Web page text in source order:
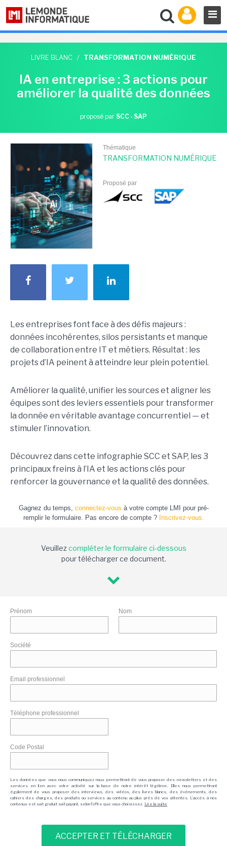
LIVRE BLANC / TRANSFORMATION NUMÉRIQUE
IA en entreprise : 3 actions pour
améliorer la qualité des données
proposé par SCC - SAP
Thématique
TRANSFORMATION NUMÉRIQUE
Proposé par
Les entreprises font face à des défis majeurs :
données incohérentes, silos persistants et manque
de collaboration entre IT et métiers. Résultat : les
projets d’IA peinent à atteindre leur plein potentiel.
Améliorer la qualité, unifier les sources et aligner les
équipes sont des leviers essentiels pour transformer
la donnée en véritable avantage concurrentiel — et
stimuler l’innovation.
Découvrez dans cette infographie SCC et SAP, les 3
principaux freins à l’IA et les actions clés pour
renforcer la gouvernance et la qualité des données.
Gagnez du temps, connectez-vous à votre compte LMI pour pré-
remplir le formulaire. Pas encore de compte ? Inscrivez-vous.
Veuillezcompléter le formulaire ci-dessous
pour télécharger ce document.
Prénom Nom
Société
Email professionnel
Téléphone professionnel
Code Postal
Les données que vous nous communiquez nous permettront de vous proposer des newsletters et des
services en lien avec votre activité sur la base de notre intérêt légitime. Elles nous permettront
également de vous proposer des interviews, des vidéos, des livres blancs, des événements, des
cahiers des charges, des produits ou services au contenu au plus près de vos attentes. L'accès à nos
contenus est soit gratuit soit payant, selon l'offre que vous choisissez. Lire la suite